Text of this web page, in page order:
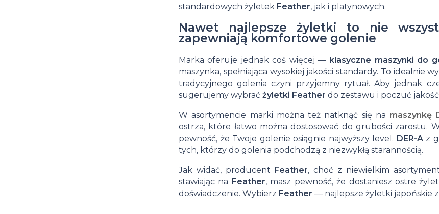
standardowych żyletek Feather, jak i platynowych.
Nawet najlepsze żyletki to nie
zapewniają komfortowe golenie
Marka oferuje jednak coś więcej — klasyczne maszynki do
maszynka, spełniająca wysokiej jakości standardy. To
tradycyjnego golenia czyni przyjemny rytuał. Aby jednak
sugerujemy wybrać żyletki Feather do zestawu i poczuć jakość
W asortymencie marki można też natknąć się na maszynkę
ostrza, które łatwo można dostosować do grubości zarostu.
pewność, że Twoje golenie osiągnie najwyższy level. DER-Az
tych, którzy do golenia podchodzą z niezwykłą starannością.
Jak widać, producent Feather, choć z niewielkim
stawiając na Feather, masz pewność, że dostaniesz ostre
doświadczenie. Wybierz Feather — najlepsze żyletki japońskie